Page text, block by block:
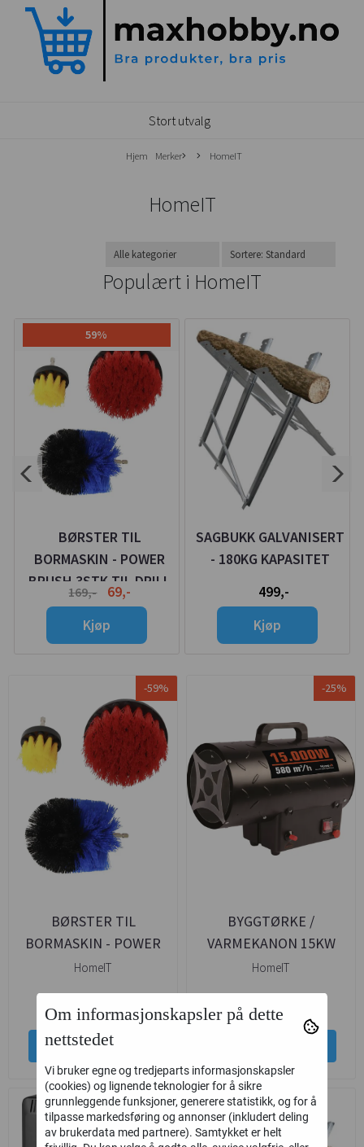
Stort utvalg
Hjem Merker HomeIT
HomeIT
Populært i HomeIT
59%
BØRSTER TIL
BORMASKIN - POWER
BRUSH 3STK TIL DRILL
169,-
69,-
Kjøp
SAGBUKK GALVANISERT
- 180KG KAPASITET
499,-
Kjøp
-59%
BØRSTER TIL
BORMASKIN - POWER
BRUSH 3STK TIL DRILL
HomeIT
Kjøp
-25%
BYGGTØRKE /
VARMEKANON 15KW
M/REGULATOR - HØY
HomeIT
-33%
Om informasjonskapsler på dette
nettstedet
Vi bruker egne og tredjeparts informasjonskapsler
(cookies) og lignende teknologier for å sikre
grunnleggende funksjoner, generere statistikk, og for å
tilpasse markedsføring og annonser (inkludert deling
av brukerdata med partnere). Samtykket er helt